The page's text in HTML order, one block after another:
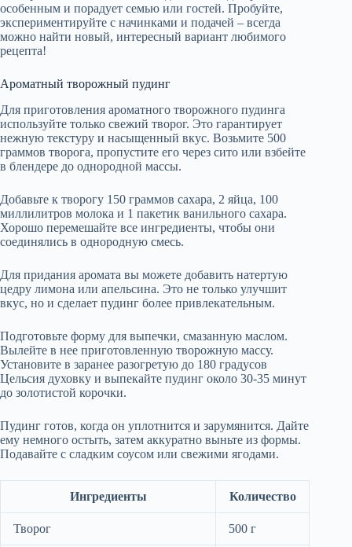
особенным и порадует семью или гостей. Пробуйте,
экспериментируйте с начинками и подачей – всегда
можно найти новый, интересный вариант любимого
рецепта!
Ароматный творожный пудинг
Для приготовления ароматного творожного пудинга
используйте только свежий творог. Это гарантирует
нежную текстуру и насыщенный вкус. Возьмите 500
граммов творога, пропустите его через сито или взбейте
в блендере до однородной массы.
Добавьте к творогу 150 граммов сахара, 2 яйца, 100
миллилитров молока и 1 пакетик ванильного сахара.
Хорошо перемешайте все ингредиенты, чтобы они
соединялись в однородную смесь.
Для придания аромата вы можете добавить натертую
цедру лимона или апельсина. Это не только улучшит
вкус, но и сделает пудинг более привлекательным.
Подготовьте форму для выпечки, смазанную маслом.
Вылейте в нее приготовленную творожную массу.
Установите в заранее разогретую до 180 градусов
Цельсия духовку и выпекайте пудинг около 30-35 минут
до золотистой корочки.
Пудинг готов, когда он уплотнится и зарумянится. Дайте
ему немного остыть, затем аккуратно выньте из формы.
Подавайте с сладким соусом или свежими ягодами.
Ингредиенты Количество
Творог 500 г